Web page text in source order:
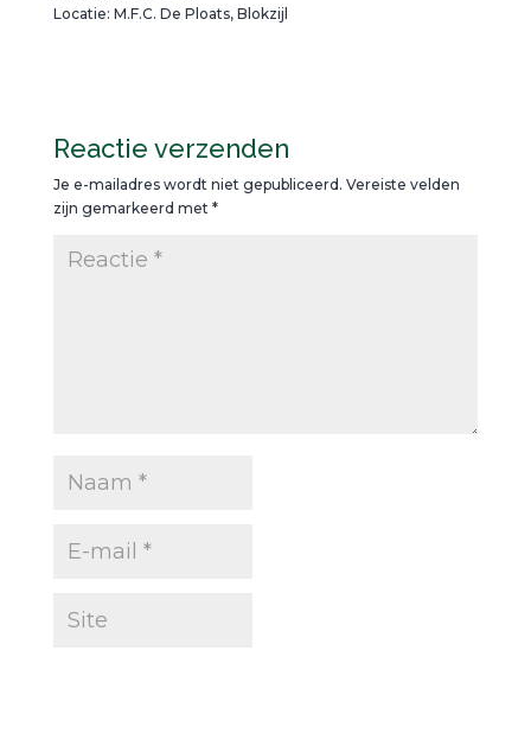
Locatie: M.F.C. De Ploats, Blokzijl
Reactie verzenden
Je e-mailadres wordt niet gepubliceerd. Vereiste velden
zijn gemarkeerd met *